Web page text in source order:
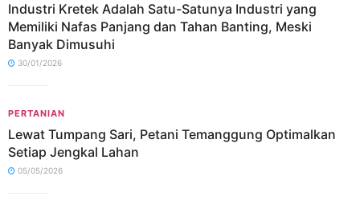
Industri Kretek Adalah Satu-Satunya Industri yang
Memiliki Nafas Panjang dan Tahan Banting, Meski
Banyak Dimusuhi
30/01/2026
PERTANIAN
Lewat Tumpang Sari, Petani Temanggung Optimalkan
Setiap Jengkal Lahan
05/05/2026